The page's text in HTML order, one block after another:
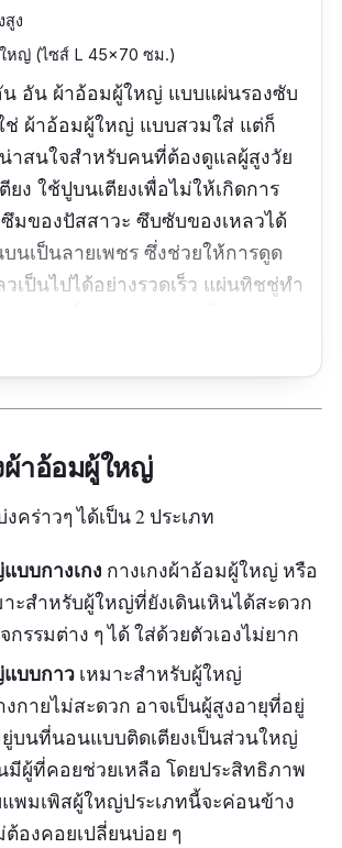
สูง
หญ่ (ไซส์ L 45x70 ซม.)
อัน ผ้าอ้อมผู้ใหญ่ แบบแผ่นรองซับ
ช่ ผ้าอ้อมผู้ใหญ่ แบบสวมใส่ แต่ก็
าสนใจสำหรับคนที่ต้องดูแลผู้สูงวัย
ยง ใช้ปูบนเตียงเพื่อไม่ให้เกิดการ
มของปัสสาวะ ซึบซับของเหลวได้
นเป็นลายเพชร ซึ่งช่วยให้การดูด
เป็นไปได้อย่างรวดเร็ว แผ่นทิชชู่ทำ
ปียกชื้นได้รวดเร็ว มีเจลดูดซึม
คลุมทั่วทั้งแผ่น ปัสสาวะจึงไม่ไหล
นอนพลิกตัวก็ไม่ต้องกังวล เพราะมี
มสบาย
คุณภาพดี ราคาเหมาะสม
ผ้าอ้อมผู้ใหญ่
คร่าวๆ ได้เป็น 2 ประเภท
บบกางเกง กางเกงผ้าอ้อมผู้ใหญ่ หรือ
ะสำหรับผู้ใหญ่ที่ยังเดินเหินได้สะดวก
รรมต่าง ๆ ได้ ใส่ด้วยตัวเองไม่ยาก
บบกาวเหมาะสำหรับผู้ใหญ่
งกายไม่สะดวก อาจเป็นผู้สูงอายุที่อยู่
บนที่นอนแบบติดเตียงเป็นส่วนใหญ่
มีผู้ที่คอยช่วยเหลือ โดยประสิทธิภาพ
พมเพิสผู้ใหญ่ประเภทนี้จะค่อนข้าง
ต้องคอยเปลี่ยนบ่อย ๆ